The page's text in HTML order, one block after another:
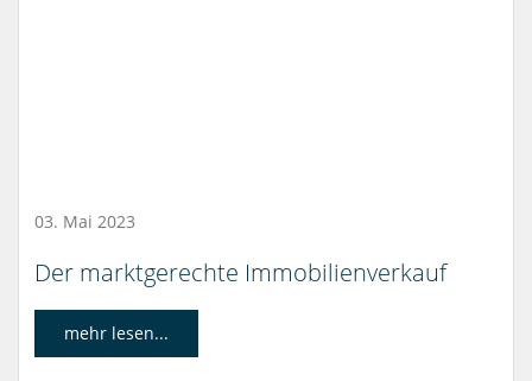
03. Mai 2023
Der marktgerechte Immobilienverkauf
mehr lesen...